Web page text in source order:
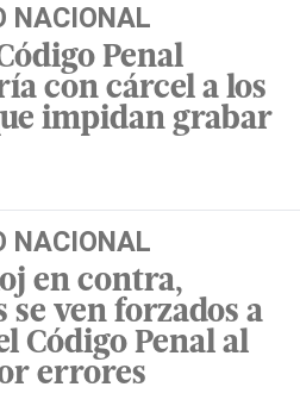
NACIONAL
Penal
con cárcel a los
impidan grabar
NACIONAL
en contra,
se ven forzados a
Código Penal al
errores